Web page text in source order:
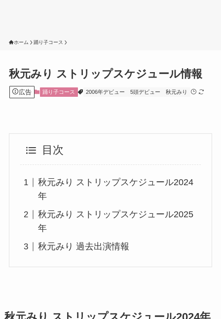
ホーム 踊り子コース
秋元みり ストリップスケジュール情報
広告 踊り子コース 2006年デビュー 5頭デビュー 秋元みり
目次
秋元みり ストリップスケジュール2024
年
秋元みり ストリップスケジュール2025
年
秋元みり 過去出演情報